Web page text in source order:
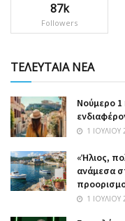
87k
Followers
ΤΕΛΕΥΤΑΙΑ ΝΕΑ
Nούμερο
1 ΙΟΥΛΊΟΥ
«Ήλιος,
ανάμεσα
1 ΙΟΥΛΊΟΥ